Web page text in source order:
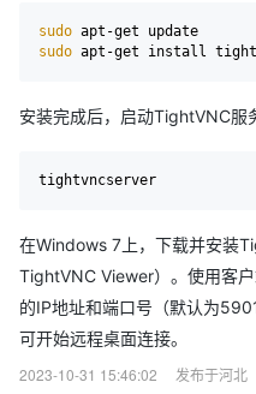
sudo
sudo
安装完成后，启动TightVNC服
在Windows 7上，下载并安装
TightVNC Viewer）。使用客
的IP地址和端口号（默认为
可开始远程桌面连接。
2023-10-31 15:46:02
发布于河北